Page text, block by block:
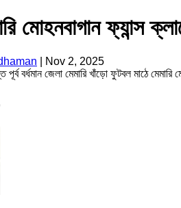
মোহনবাগান ফ্যান্স
Nov 2, 2025
পূর্ব বর্ধমান জেলা মেমারি খাঁড়ো ফুটবল মাঠে